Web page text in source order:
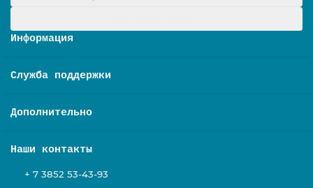
Информация
Служба поддержки
Дополнительно
Наши контакты
+ 7 3852 53-43-93